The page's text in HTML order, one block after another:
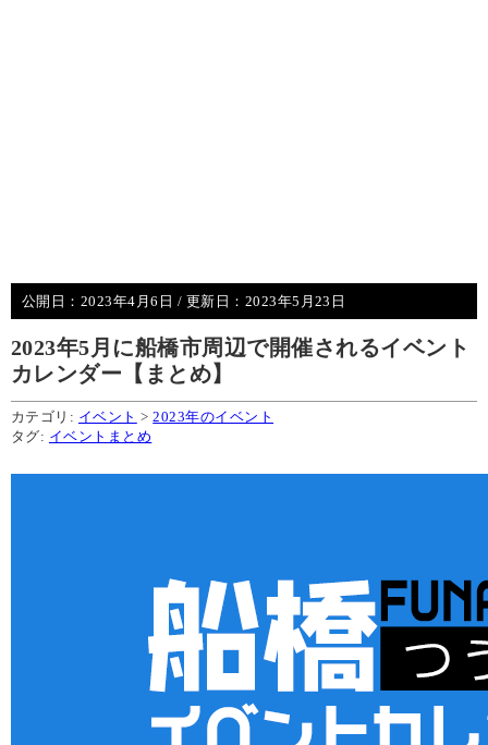
公開日： 2023年4月6日 / 更新日： 2023年5月23日
2023年5月に船橋市周辺で開催されるイベント
カレンダー【まとめ】
カテゴリ: イベント >2023年のイベント
タグ: イベントまとめ